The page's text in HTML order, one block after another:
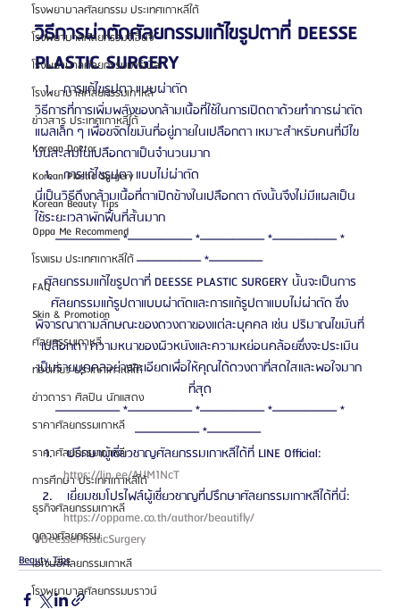
โรงพยาบาลศัลยกรรม ประเทศเกาหลีใต้
โรงพยาบาลศัลยกรรมจีเอ็นจี
โรงพยาบาลศัลยกรรมมาร์เบิ้ล
โรงพยาบาลศัลยกรรมเกาหลี
ข่าวสาร ประเทศเกาหลีใต้
Korean Doctor
Korean Plastic Surgery
Korean Beauty Tips
Oppa Me Recommend
โรงแรม ประเทศเกาหลีใต้
FAQ
Skin & Promotion
ศัลยกรรมเกาหลี
ท่องเที่ยว ประเทศเกาหลีใต้
ข่าวดารา ศิลปิน นักแสดง
ราคาศัลยกรรมเกาหลี
ราคาศัลยกรรมเกาหลี
การศึกษา ประเทศเกาหลีใต้
ธุรกิจศัลยกรรมเกาหลี
ดูดวงศัลยกรรม
เอเจนซี่ศัลยกรรมเกาหลี
โรงพยาบาลศัลยกรรมบราวน์
วิธีการผ่าตัดศัลยกรรมแก้ไขรูปตาที่ DEESSE
PLASTIC SURGERY
การแก้ไขรูปตา แบบผ่าตัด
วิธีการที่การเพิ่มพลังของกล้ามเนื้อที่ใช้ในการเปิดตาด้วยทำการผ่าตัด
แผลเล็ก ๆ เพื่อขจัดไขมันที่อยู่ภายในเปลือกตา เหมาะสำหรับคนที่มีไข
มันสะสมในเปลือกตาเป็นจำนวนมาก
การแก้ไขรูปตา แบบไม่ผ่าตัด
นี่เป็นวิธีดึงกล้ามเนื้อที่ตาเปิดข้างในเปลือกตา ดังนั้นจึงไม่มีแผลเป็น
ใช้ระยะเวลาพักฟื้นที่สั้นมาก
—————— *—————— *—————— *—————— *
—————— *—————
ศัลยกรรมแก้ไขรูปตาที่ DEESSE PLASTIC SURGERY นั้นจะเป็นการ
ศัลยกรรมแก้รูปตาแบบผ่าตัดและการแก้รูปตาแบบไม่ผ่าตัด ซึ่ง
พิจารณาตามลักษณะของดวงตาของแต่ละบุคคล เช่น ปริมาณไขมันที่
เปลือกตา ความหนาของผิวหนังและความหย่อนคล้อยซึ่งจะประเมิน
เป็นรายบุคคลอย่างละเอียดเพื่อให้คุณได้ดวงตาที่สดใสและพอใจมาก
ที่สุด
—————— *—————— *—————— *—————— *
—————— *—————
ปรึกษาผู้เชี่ยวชาญศัลยกรรมเกาหลีได้ที่ LINE Official:
https://lin.ee/AUM1NcT
เยี่ยมชมโปรไฟล์ผู้เชี่ยวชาญที่ปรึกษาศัลยกรรมเกาหลีได้ที่นี่:
https://oppame.co.th/author/beautifly/
#DeessePlasticSurgery
Beauty Tips